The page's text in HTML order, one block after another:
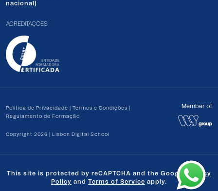
nacional)
ACREDITAÇÕES
Política de Privacidade Termos e Condições
Regulamento de Formação
Copyright 2026 | Lisbon Digital School
Member of
This site is protected by reCAPTCHA and the Google Privacy
Policy and Terms of Service apply.